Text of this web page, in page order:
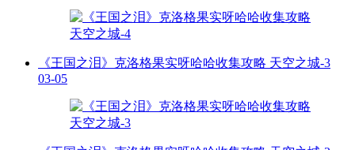
《王国之泪》克洛格果实呀哈哈收集攻略 天空之城-3
03-05